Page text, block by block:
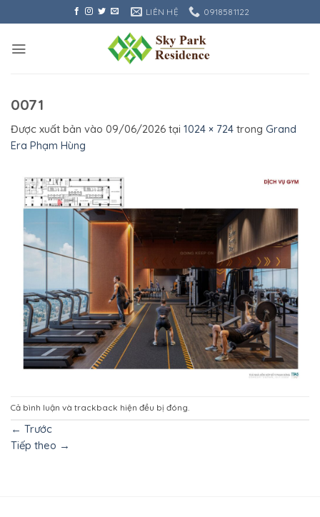
qua
dung
LIÊN HỆ 0918581122
0071
Được xuất bản vào 09/06/2026 tại 1024 × 724 trong Grand
Era Phạm Hùng
Cả bình luận và trackback hiện đều bị đóng.
← Trước
Tiếp theo →